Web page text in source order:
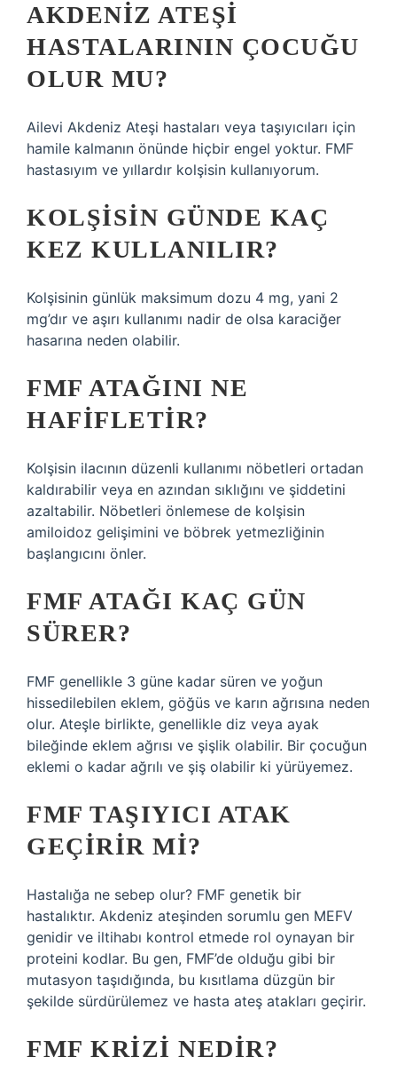
AKDENIZ ATEŞI
HASTALARININ ÇOCUĞU
OLUR MU?
Ailevi Akdeniz Ateşi hastaları veya taşıyıcıları için
hamile kalmanın önünde hiçbir engel yoktur. FMF
hastasıyım ve yıllardır kolşisin kullanıyorum.
KOLŞISIN GÜNDE KAÇ
KEZ KULLANILIR?
Kolşisinin günlük maksimum dozu 4 mg, yani 2
mg’dır ve aşırı kullanımı nadir de olsa karaciğer
hasarına neden olabilir.
FMF ATAĞINI NE
HAFIFLETIR?
Kolşisin ilacının düzenli kullanımı nöbetleri ortadan
kaldırabilir veya en azından sıklığını ve şiddetini
azaltabilir. Nöbetleri önlemese de kolşisin
amiloidoz gelişimini ve böbrek yetmezliğinin
başlangıcını önler.
FMF ATAĞI KAÇ GÜN
SÜRER?
FMF genellikle 3 güne kadar süren ve yoğun
hissedilebilen eklem, göğüs ve karın ağrısına neden
olur. Ateşle birlikte, genellikle diz veya ayak
bileğinde eklem ağrısı ve şişlik olabilir. Bir çocuğun
eklemi o kadar ağrılı ve şiş olabilir ki yürüyemez.
FMF TAŞIYICI ATAK
GEÇIRIR MI?
Hastalığa ne sebep olur? FMF genetik bir
hastalıktır. Akdeniz ateşinden sorumlu gen MEFV
genidir ve iltihabı kontrol etmede rol oynayan bir
proteini kodlar. Bu gen, FMF’de olduğu gibi bir
mutasyon taşıdığında, bu kısıtlama düzgün bir
şekilde sürdürülemez ve hasta ateş atakları geçirir.
FMF KRIZI NEDIR?